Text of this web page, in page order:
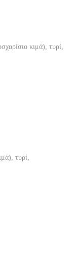
κιμά), τυρί,
τυρί,